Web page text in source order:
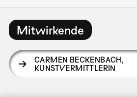
Mitwirkende
CARMEN BECKENBACH ,
KUNSTVERMITTLERIN